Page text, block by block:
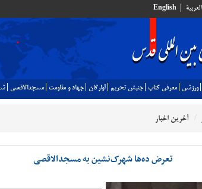
العربية English
ورزشي معرفي كتاب جنبش تحريم آوارگان جهاد و مقاومت مسجدالاقصي
آخرین اخبار
تعرض ده‌ها شهرک‌نشین به مسجدالاقصی